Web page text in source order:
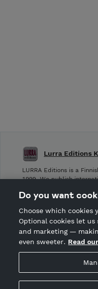
Hosted by Holvi
Holvi Payment Services
Lurra Editions
LURRA Editions is a
1999. We publish
CANCEL ORDER
Do you want
Choose which cookies
Optional cookies let us
and marketing —
even sweeter. Read